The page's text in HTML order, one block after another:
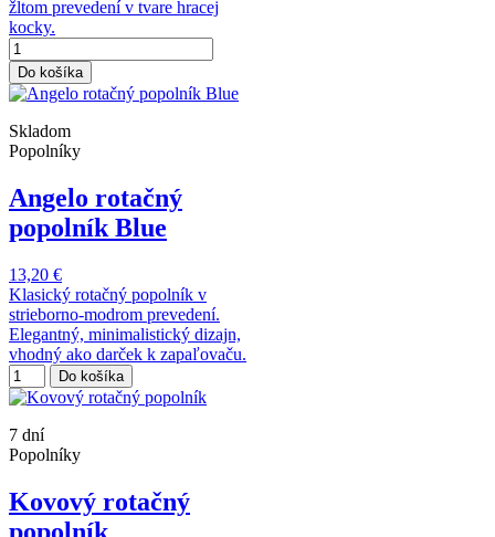
žltom prevedení v tvare hracej
kocky.
Do košíka
Skladom
Popolníky
Angelo rotačný
popolník Blue
13,20 €
Klasický rotačný popolník v
strieborno-modrom prevedení.
Elegantný, minimalistický dizajn,
vhodný ako darček k zapaľovaču.
Do košíka
7 dní
Popolníky
Kovový rotačný